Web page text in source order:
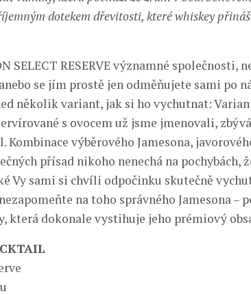
dotekem dřevitosti, které whiskey
SELECT RESERVE významné společnosti,
se jím prostě jen odměňujete sami po
několik variant, jak si ho vychutnat:
s ovocem už jsme jmenovali,
Kombinace výběrového Jamesona,
přísad nikoho nenechá na pochybách,
Vy sami si chvíli odpočinku skutečně
na toho správného Jamesona –
která dokonale vystihuje jeho prémiový